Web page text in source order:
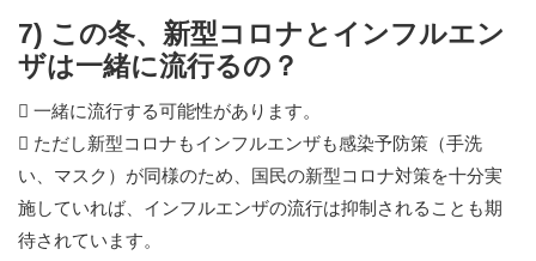
7) この冬、新型コロナとインフルエン
ザは一緒に流行るの？
 一緒に流行する可能性があります。
 ただし新型コロナもインフルエンザも感染予防策（手洗
い、マスク）が同様のため、国民の新型コロナ対策を十分実
施していれば、インフルエンザの流行は抑制されることも期
待されています。